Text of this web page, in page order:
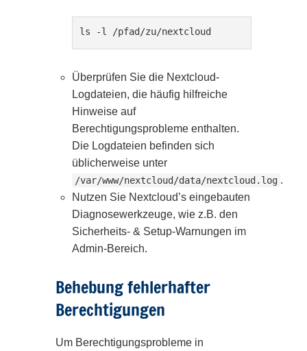
ls -l /pfad/zu/nextcloud
Überprüfen Sie die Nextcloud-
Logdateien, die häufig hilfreiche
Hinweise auf
Berechtigungsprobleme enthalten.
Die Logdateien befinden sich
üblicherweise unter
/var/www/nextcloud/data/nextcloud.log .
Nutzen Sie Nextcloud’s eingebauten
Diagnosewerkzeuge, wie z.B. den
Sicherheits- & Setup-Warnungen im
Admin-Bereich.
Behebung fehlerhafter
Berechtigungen
Um Berechtigungsprobleme in